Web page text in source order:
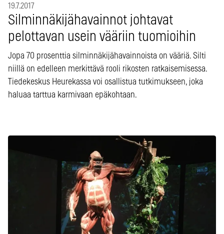
19.7.2017
Silminnäkijähavainnot johtavat
pelottavan usein vääriin tuomioihin
Jopa 70 prosenttia silminnäkijähavainnoista on vääriä. Silti
niillä on edelleen merkittävä rooli rikosten ratkaisemisessa.
Tiedekeskus Heurekassa voi osallistua tutkimukseen, joka
haluaa tarttua karmivaan epäkohtaan.